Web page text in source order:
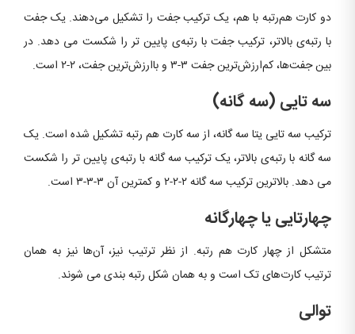
دو کارت هم‌رتبه با هم، یک ترکیب جفت را تشکیل می‌دهند. یک جفت
با رتبه‌ی بالاتر، ترکیب جفت با رتبه‌ی پایین تر را شکست می دهد. در
بین جفت‌ها، کم‌ارزش‌ترین جفت ۳-۳ و باارزش‌ترین جفت، ۲-۲ است.
سه تایی (سه گانه)
ترکیب سه تایی یتا سه گانه، از سه کارت هم رتبه تشکیل شده است. یک
سه گانه با رتبه‌ی بالاتر، یک ترکیب سه گانه با رتبه‌ی پایین تر را شکست
می دهد. بالاترین ترکیب سه گانه ۲-۲-۲ و کمترین آن ۳-۳-۳ است.
چهارتایی یا چهارگانه
متشکل از چهار کارت هم رتبه. از نظر ترتیب نیز، آن‌ها نیز به همان
ترتیب کارت‌های تک است و به همان شکل رتبه بندی می شوند.
توالی